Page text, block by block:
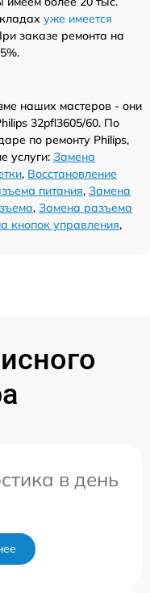
уже имеется
заказе ремонта на
наших мастеров - они
32pfl3605/60. По
по ремонту Philips,
услуги: Замена
, Восстановление
питания, Замена
, Замена разъема
кнопок управления,
в день